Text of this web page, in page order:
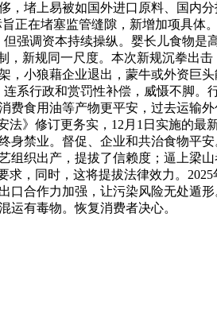
堵上易被如国外进口原料、国内
正在堵塞监管缝隙，新增加项具体
强调资本持续操纵。婴长儿食物是
新规同一尺度。本次新规沉拳出
小狼藉企业退出，蒙牛或外资巨
系行政和赏罚性补偿，威慑不脚。
食用油等产物更平安，过去运输
》修订更务实，12月1日实施的最
禁业。督促、企业和共治食物平
织出产，提拔了信赖度；逼上梁
，同时，这将提拔法律效力。2025
合作力加强，让污染风险无处遁
有毒物。恢复消费者决心。